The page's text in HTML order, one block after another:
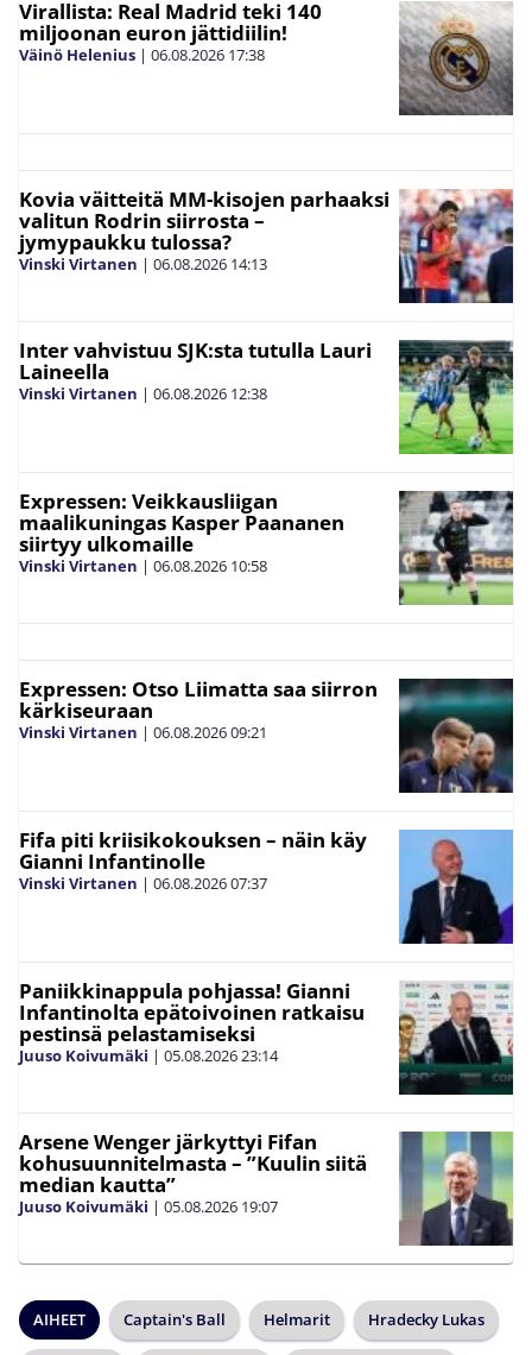
Virallista: Real Madrid teki 140
miljoonan euron jättidiilin!
Väinö Helenius | 06.08.2026 17:38
Kovia väitteitä MM-kisojen parhaaksi
valitun Rodrin siirrosta –
jymypaukku tulossa?
Vinski Virtanen | 06.08.2026 14:13
Inter vahvistuu SJK:sta tutulla Lauri
Laineella
Vinski Virtanen | 06.08.2026 12:38
Expressen: Veikkausliigan
maalikuningas Kasper Paananen
siirtyy ulkomaille
Vinski Virtanen | 06.08.2026 10:58
Expressen: Otso Liimatta saa siirron
kärkiseuraan
Vinski Virtanen | 06.08.202609:21
Fifa piti kriisikokouksen – näin käy
Gianni Infantinolle
Vinski Virtanen | 06.08.202607:37
Paniikkinappula pohjassa! Gianni
Infantinolta epätoivoinen ratkaisu
pestinsä pelastamiseksi
Juuso Koivumäki | 05.08.202623:14
Arsene Wenger järkyttyi Fifan
kohusuunnitelmasta – ”Kuulin siitä
median kautta”
Juuso Koivumäki | 05.08.2026 19:07
AIHEET Captain's Ball Helmarit Hradecky Lukas